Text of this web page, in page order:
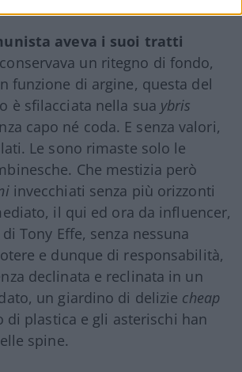
aveva i suoi tratti
un ritegno di fondo,
funzione di argine, questa del
è sfilacciata nella sua ybris
capo né coda. E senza valori,
Le sono rimaste solo le
Che mestizia però
invecchiati senza più orizzonti
il qui ed ora da influencer,
Tony Effe, senza nessuna
e dunque di responsabilità,
declinata e reclinata in un
un giardino di delizie cheap
di plastica e gli asterischi han
spine.